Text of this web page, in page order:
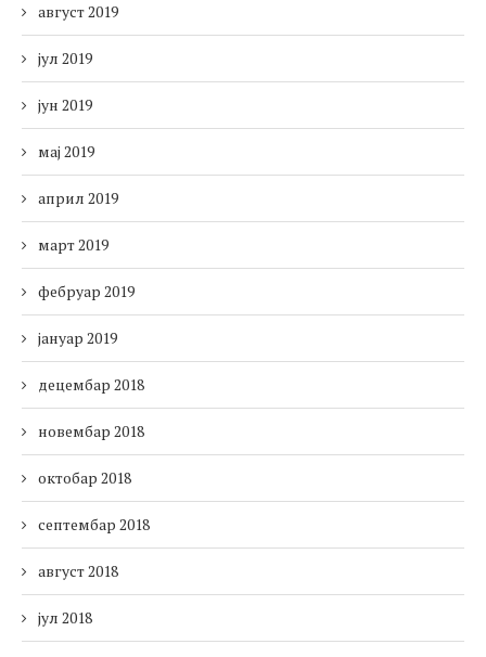
август 2019
јул 2019
јун 2019
мај 2019
април 2019
март 2019
фебруар 2019
јануар 2019
децембар 2018
новембар 2018
октобар 2018
септембар 2018
август 2018
јул 2018